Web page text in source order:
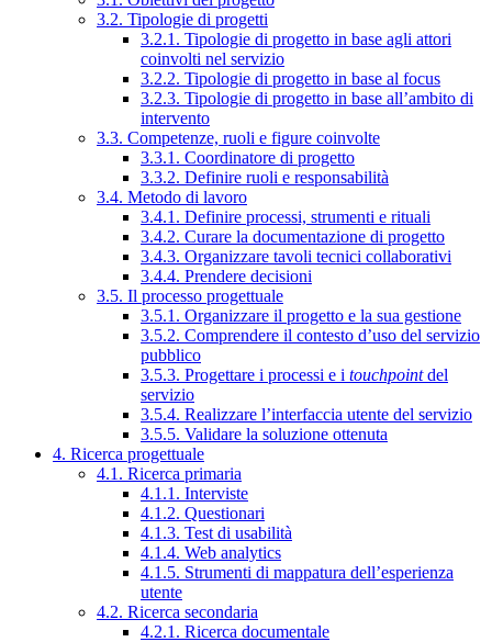
3.2. Tipologie di progetti
3.2.1. Tipologie di progetto in base agli attori
coinvolti nel servizio
3.2.2. Tipologie di progetto in base al focus
3.2.3. Tipologie di progetto in base all’ambito di
intervento
3.3. Competenze, ruoli e figure coinvolte
3.3.1. Coordinatore di progetto
3.3.2. Definire ruoli e responsabilità
3.4. Metodo di lavoro
3.4.1. Definire processi, strumenti e rituali
3.4.2. Curare la documentazione di progetto
3.4.3. Organizzare tavoli tecnici collaborativi
3.4.4. Prendere decisioni
3.5. Il processo progettuale
3.5.1. Organizzare il progetto e la sua gestione
3.5.2. Comprendere il contesto d’uso del servizio
pubblico
3.5.3. Progettare i processi e i touchpointdel
servizio
3.5.4. Realizzare l’interfaccia utente del servizio
3.5.5. Validare la soluzione ottenuta
4. Ricerca progettuale
4.1. Ricerca primaria
4.1.1. Interviste
4.1.2. Questionari
4.1.3. Test di usabilità
4.1.4. Web analytics
4.1.5. Strumenti di mappatura dell’esperienza
utente
4.2. Ricerca secondaria
4.2.1. Ricerca documentale